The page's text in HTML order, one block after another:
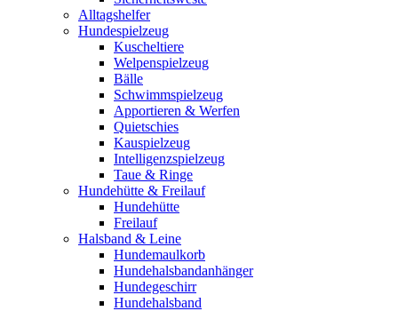
Alltagshelfer
Hundespielzeug
Kuscheltiere
Welpenspielzeug
Bälle
Schwimmspielzeug
Apportieren & Werfen
Quietschies
Kauspielzeug
Intelligenzspielzeug
Taue & Ringe
Hundehütte & Freilauf
Hundehütte
Freilauf
Halsband & Leine
Hundemaulkorb
Hundehalsbandanhänger
Hundegeschirr
Hundehalsband